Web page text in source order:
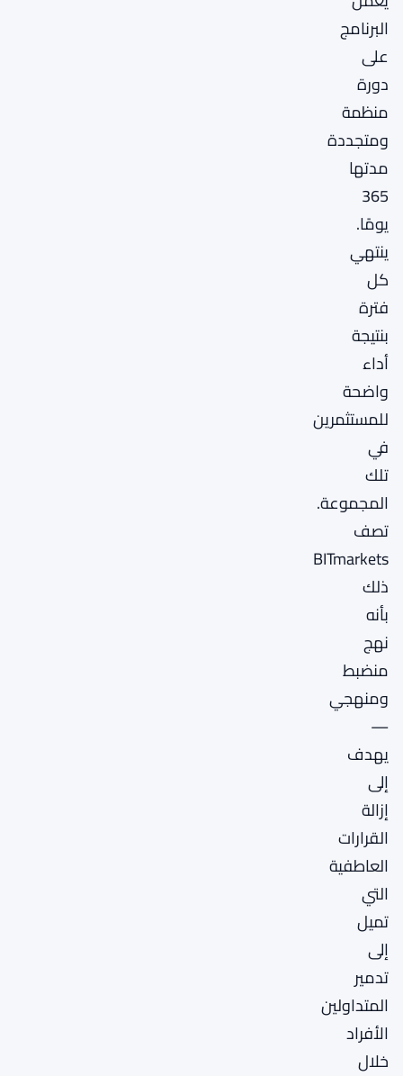
البرنامج
على
دورة
منظمة
ومتجددة
مدتها
365
يومًا.
ينتهي
كل
فترة
بنتيجة
أداء
واضحة
للمستثمرين
في
تلك
المجموعة.
تصف
BITmarkets
ذلك
بأنه
نهج
منضبط
ومنهجي
—
يهدف
إلى
إزالة
القرارات
العاطفية
التي
تميل
إلى
تدمير
المتداولين
الأفراد
خلال